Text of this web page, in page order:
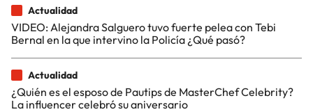
Actualidad
VIDEO: Alejandra Salguero tuvo fuerte pelea con Tebi
Bernal en la que intervino la Policía ¿Qué pasó?
Actualidad
¿Quién es el esposo de Pautips de MasterChef Celebrity?
La influencer celebró su aniversario